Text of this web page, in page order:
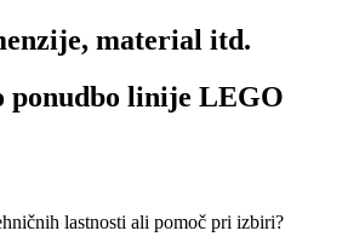
material itd.
ponudbo linije LEGO
lastnosti ali pomoč pri izbiri?